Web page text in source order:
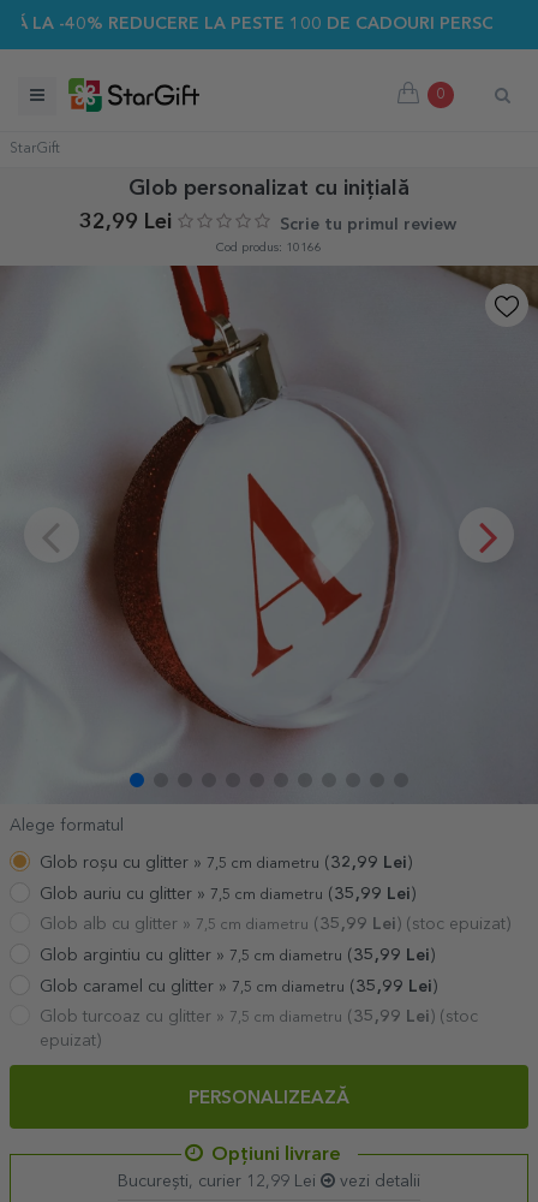
40% REDUCERE LA PESTE 100 DE CADOURI PERSONALIZATE
0
StarGift
Glob personalizat cu inițială
32,99 Lei
Scrie tu primul review
Cod produs: 10166
Alege formatul
Glob roșu cu glitter » 7,5 cm diametru ( 32,99 Lei )
Glob auriu cu glitter » 7,5 cm diametru (35,99 Lei)
Glob alb cu glitter » 7,5 cm diametru ( 35,99 Lei ) (stoc epuizat)
Glob argintiu cu glitter » 7,5 cm diametru ( 35,99 Lei )
Glob caramel cu glitter » 7,5 cm diametru (35,99 Lei)
Glob turcoaz cu glitter » 7,5 cm diametru ( 35,99 Lei) (stoc
epuizat)
PERSONALIZEAZĂ
Opțiuni livrare
București, curier 12,99 Lei vezi detalii